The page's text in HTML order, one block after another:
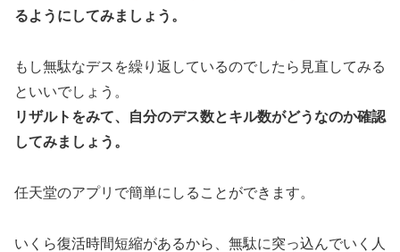
るようにしてみましょう。
もし無駄なデスを繰り返しているのでしたら見直してみる
といいでしょう。
リザルトをみて、自分のデス数とキル数がどうなのか確認
してみましょう。
任天堂のアプリで簡単にしることができます。
いくら復活時間短縮があるから、無駄に突っ込んでいく人